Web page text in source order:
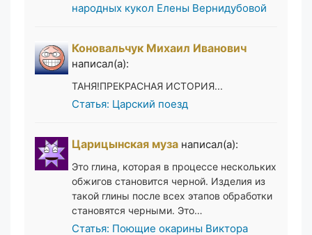
народных кукол Елены Вернидубовой
Коновальчук Михаил Иванович
написал(а):
ТАНЯ!ПРЕКРАСНАЯ ИСТОРИЯ...
Статья: Царский поезд
Царицынская муза написал(а):
Это глина, которая в процессе нескольких
обжигов становится черной. Изделия из
такой глины после всех этапов обработки
становятся черными. Это…
Статья: Поющие окарины Виктора